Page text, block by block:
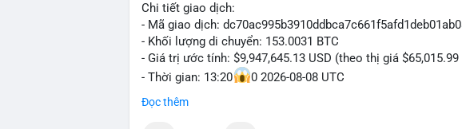
Chi tiết giao dịch:
- Mã giao dịch:
- Khối lượng di chuyển: 153.0031 BTC
- Giá trị ước tính: $9,947,645.13 USD (theo thị giá $65,015.99
- Thời gian: 13:20
0 2026-08-08 UTC
Nhận định phân tích hành vi của Cá voi:
Đọc thêm